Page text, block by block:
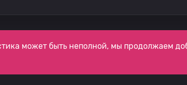
может быть неполной, мы продолжаем